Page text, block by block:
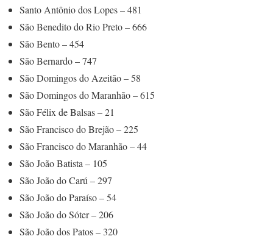
Santo Antônio dos Lopes – 481
São Benedito do Rio Preto – 666
São Bento – 454
São Bernardo – 747
São Domingos do Azeitão – 58
São Domingos do Maranhão – 615
São Félix de Balsas – 21
São Francisco do Brejão – 225
São Francisco do Maranhão – 44
São João Batista – 105
São João do Carú – 297
São João do Paraíso – 54
São João do Sóter – 206
São João dos Patos – 320